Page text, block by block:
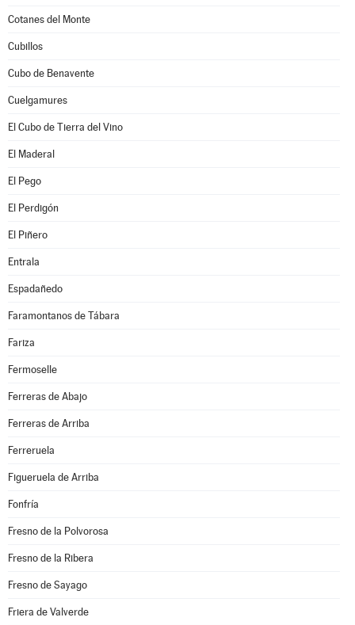
Cotanes del Monte
Cubillos
Cubo de Benavente
Cuelgamures
El Cubo de Tierra del Vino
El Maderal
El Pego
El Perdigón
El Piñero
Entrala
Espadañedo
Faramontanos de Tábara
Fariza
Fermoselle
Ferreras de Abajo
Ferreras de Arriba
Ferreruela
Figueruela de Arriba
Fonfría
Fresno de la Polvorosa
Fresno de la Ribera
Fresno de Sayago
Friera de Valverde